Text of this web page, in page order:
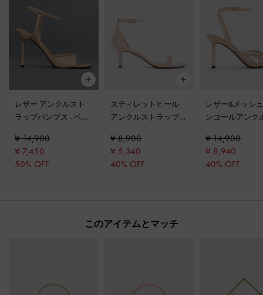
レザー アンクルスト
ラップパンプス -ベー
¥ 14,900
¥ 7,450
50% OFF
スティレットヒール
アンクルストラップサ
¥ 8,900
¥ 5,340
40% OFF
レザー&メッシ
ンコールアンク
-ヌード
¥ 14,900
¥ 8,940
40% OFF
このアイテムとマッチ